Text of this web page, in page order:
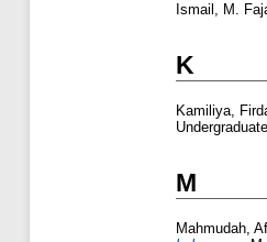
Ismail, M.
K
Kamiliya,
M
Mahmudah,